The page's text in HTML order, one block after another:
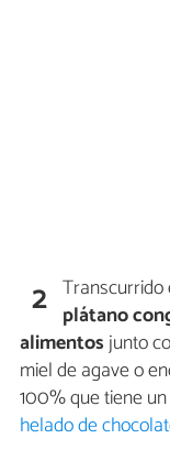
2 plátano
alimentosjunto
miel de agave o
100% que tiene
helado de